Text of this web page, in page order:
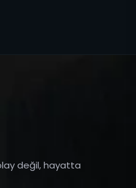
değil, hayatta